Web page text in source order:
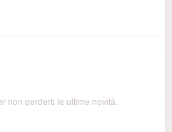
non perderti le ultime novità.